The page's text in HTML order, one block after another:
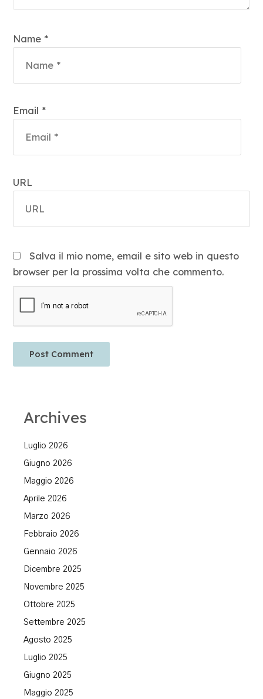
Name *
Email *
URL
Salva il mio nome, email e sito web in questo
browser per la prossima volta che commento.
Archives
Luglio 2026
Giugno 2026
Maggio 2026
Aprile 2026
Marzo 2026
Febbraio 2026
Gennaio 2026
Dicembre 2025
Novembre 2025
Ottobre 2025
Settembre 2025
Agosto 2025
Luglio 2025
Giugno 2025
Maggio 2025